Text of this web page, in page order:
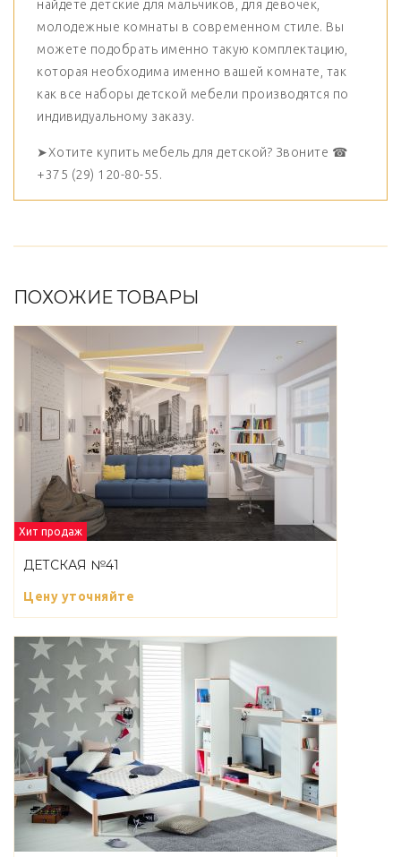
найдете детские для мальчиков, для девочек,
молодежные комнаты в современном стиле. Вы
можете подобрать именно такую комплектацию,
которая необходима именно вашей комнате, так
как все наборы детской мебели производятся по
индивидуальному заказу.
➤Хотите купить мебель для детской? Звоните ☎
+375 (29) 120-80-55.
ПОХОЖИЕ ТОВАРЫ
Хит продаж
ДЕТСКАЯ №41
Цену уточняйте